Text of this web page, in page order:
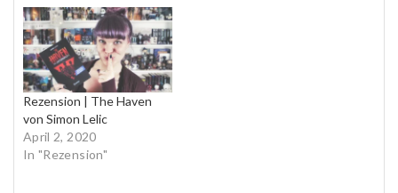
Rezension | The Haven
von Simon Lelic
April 2, 2020
In "Rezension"